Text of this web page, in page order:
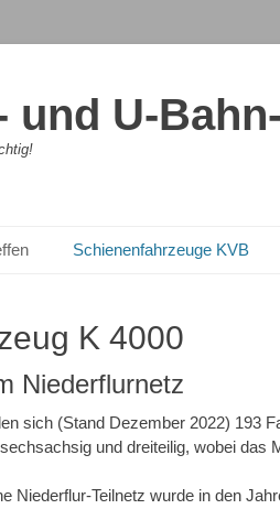
und U-
Schienenfahrzeuge KVB
K 4000
Niederflurnetz
sich (Stand Dezember 2022) 193
und dreiteilig, wobei das
Niederflur-Teilnetz wurde in den